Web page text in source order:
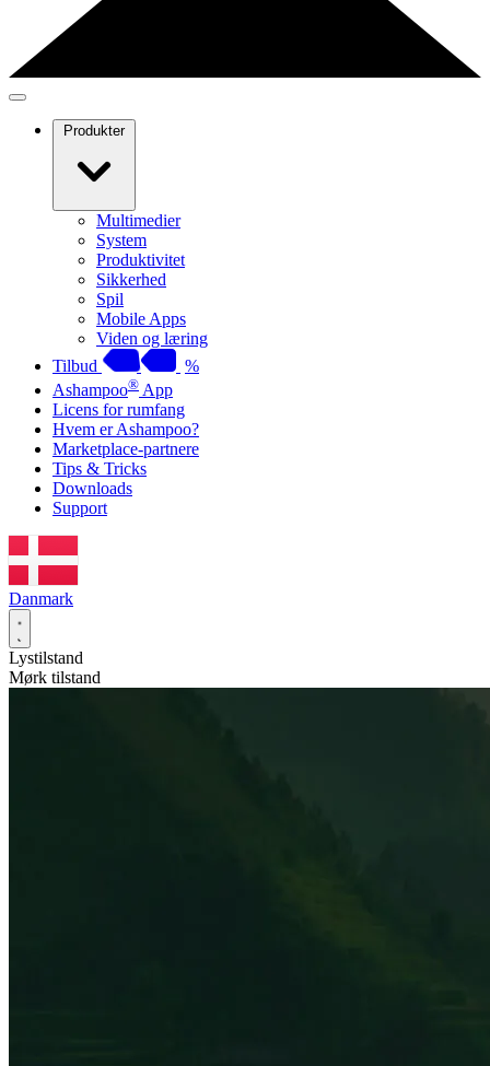
Produkter
Multimedier
System
Produktivitet
Sikkerhed
Spil
Mobile Apps
Viden og læring
Tilbud
%
Ashampoo® App
Licens for rumfang
Hvem er Ashampoo?
Marketplace-partnere
Tips & Tricks
Downloads
Support
Danmark
Lystilstand
Mørk tilstand